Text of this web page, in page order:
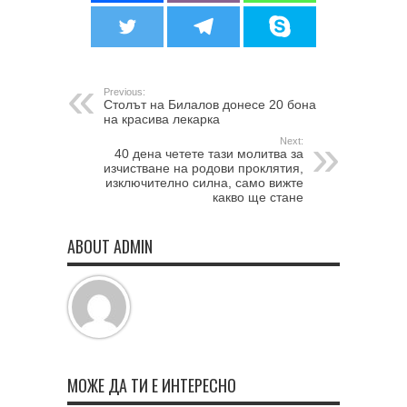
Previous:
Столът на Билалов донесе 20 бона
на красива лекарка
Next:
40 дена четете тази молитва за
изчистване на родови проклятия,
изключително силна, само вижте
какво ще стане
ABOUT ADMIN
МОЖЕ ДА ТИ Е ИНТЕРЕСНО